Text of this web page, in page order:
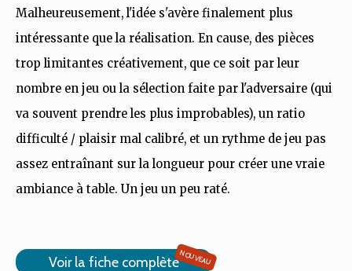
Malheureusement, l'idée s'avère finalement plus
intéressante que la réalisation. En cause, des pièces
trop limitantes créativement, que ce soit par leur
nombre en jeu ou la sélection faite par l'adversaire (qui
va souvent prendre les plus improbables), un ratio
difficulté / plaisir mal calibré, et un rythme de jeu pas
assez entraînant sur la longueur pour créer une vraie
ambiance à table. Un jeu un peu raté.
Voir la fiche complèteNOUVEAU